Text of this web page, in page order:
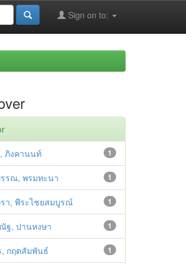
Sign on to:
1
ภิงคานนท์
1
รณ, พรมทะนา
1
า, พีระไชยสมบูรณ์
1
, ปานหงษา
1
กฤตสัมพันธ์